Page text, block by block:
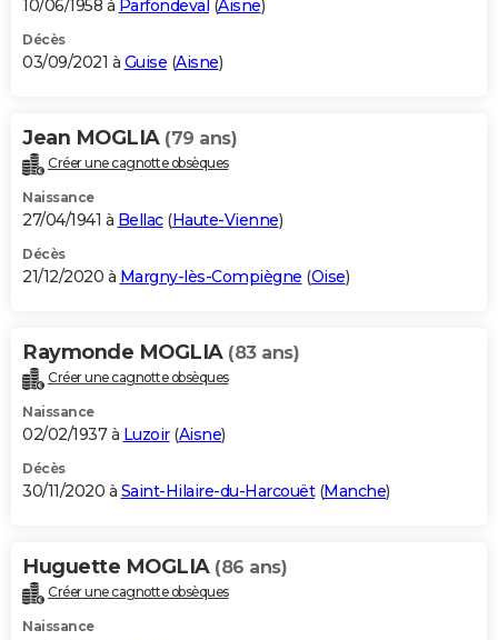
10/06/1958 à Parfondeval (Aisne)
Décès
03/09/2021 à Guise (Aisne)
Jean MOGLIA (79 ans)
Créer une cagnotte obsèques
Naissance
27/04/1941 à Bellac(Haute-Vienne)
Décès
21/12/2020 à Margny-lès-Compiègne (Oise)
Raymonde MOGLIA (83 ans)
Créer une cagnotte obsèques
Naissance
02/02/1937 à Luzoir(Aisne)
Décès
30/11/2020 à Saint-Hilaire-du-Harcouët(Manche)
Huguette MOGLIA (86 ans)
Créer une cagnotte obsèques
Naissance